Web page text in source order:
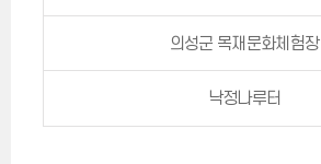
의성군 목재문화체험장
낙정나루터